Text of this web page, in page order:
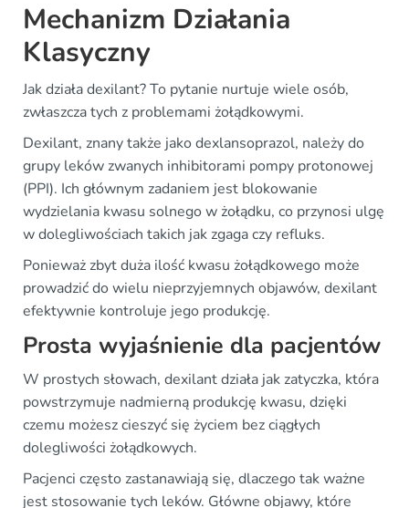
Mechanizm Działania
Klasyczny
Jak działa dexilant? To pytanie nurtuje wiele osób,
zwłaszcza tych z problemami żołądkowymi.
Dexilant, znany także jako dexlansoprazol, należy do
grupy leków zwanych inhibitorami pompy protonowej
(PPI). Ich głównym zadaniem jest blokowanie
wydzielania kwasu solnego w żołądku, co przynosi ulgę
w dolegliwościach takich jak zgaga czy refluks.
Ponieważ zbyt duża ilość kwasu żołądkowego może
prowadzić do wielu nieprzyjemnych objawów, dexilant
efektywnie kontroluje jego produkcję.
Prosta wyjaśnienie dla pacjentów
W prostych słowach, dexilant działa jak zatyczka, która
powstrzymuje nadmierną produkcję kwasu, dzięki
czemu możesz cieszyć się życiem bez ciągłych
dolegliwości żołądkowych.
Pacjenci często zastanawiają się, dlaczego tak ważne
jest stosowanie tych leków. Główne objawy, które